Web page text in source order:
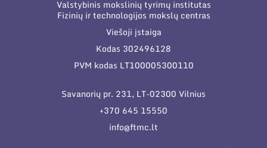
Valstybinis mokslinių tyrimų institutas
Fizinių ir technologijos mokslų centras
Viešoji įstaiga
Kodas 302496128
PVM kodas LT100005300110
Savanorių pr. 231, LT-02300 Vilnius
+370 645 15550
info@ftmc.lt